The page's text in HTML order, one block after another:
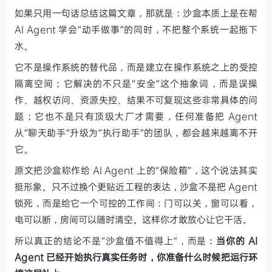
如果只用一句话总结这篇文章，那就是：沙盒本质上是在帮
AI Agent 学会“动手做事”的同时，不把整个系统一起拖下
水。
它不是操作系统的替代品，而是建立在操作系统之上的受控
隔离空间；它解决的不只是“安全”这个抽象词，而是误操
作、越权访问、资源失控、结果不可复现这些非常具体的问
题；它也不是只有顶级大厂才需要，任何准备把 Agent
从“聊天助手”升级为“执行助手”的团队，都会越来越离不开
它。
原文把沙盒称作给 AI Agent 上的“保险箱”，这个说法其实
挺形象。只不过换个更贴近工程的表达，沙盒不是把 Agent
锁死，而是给它一个可控的工作间：门可以关，窗可以看，
电可以断，房间可以随时清空。这样你才敢放心让它干活。
所以真正的结论不是“沙盒值不值得上”，而是： 当你的 AI
Agent 已经开始执行真实任务时，你准备什么时候把运行环